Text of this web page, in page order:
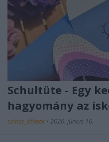
Schultüte - Egy
hagyomány az
színes_ötletek • 2026. június 16.